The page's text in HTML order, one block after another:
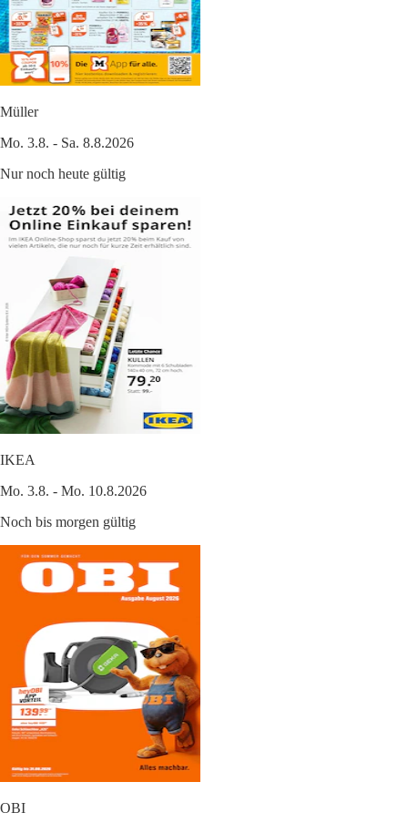
Müller
Mo. 3.8. - Sa. 8.8.2026
Nur noch heute gültig
IKEA
Mo. 3.8. - Mo. 10.8.2026
Noch bis morgen gültig
OBI